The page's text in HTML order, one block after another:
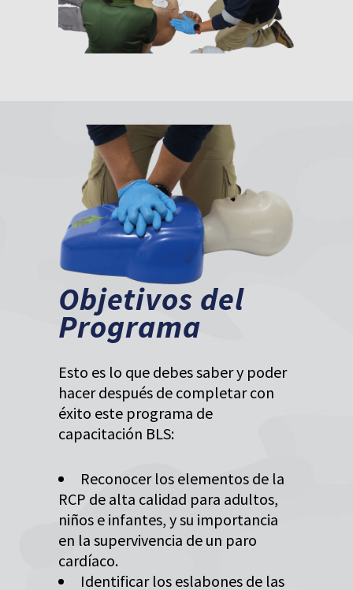
Objetivos del
Programa
Esto es lo que debes saber y poder
hacer después de completar con
éxito este programa de
capacitación BLS:
Reconocer los elementos de la
RCP de alta calidad para adultos,
niños e infantes, y su importancia
en la supervivencia de un paro
cardíaco.
Identificar los eslabones de las